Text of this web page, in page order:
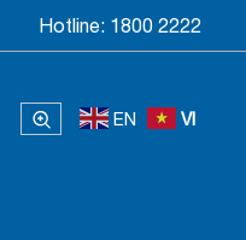
Hotline: 1800 2222
EN VI